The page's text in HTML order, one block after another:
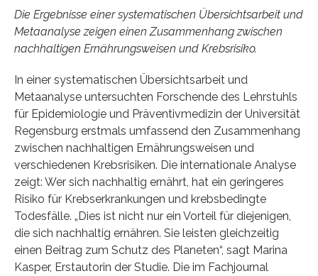
Die Ergebnisse einer systematischen Übersichtsarbeit und
Metaanalyse zeigen einen Zusammenhang zwischen
nachhaltigen Ernährungsweisen und Krebsrisiko.
In einer systematischen Übersichtsarbeit und
Metaanalyse untersuchten Forschende des Lehrstuhls
für Epidemiologie und Präventivmedizin der Universität
Regensburg erstmals umfassend den Zusammenhang
zwischen nachhaltigen Ernährungsweisen und
verschiedenen Krebsrisiken. Die internationale Analyse
zeigt: Wer sich nachhaltig ernährt, hat ein geringeres
Risiko für Krebserkrankungen und krebsbedingte
Todesfälle. „Dies ist nicht nur ein Vorteil für diejenigen,
die sich nachhaltig ernähren. Sie leisten gleichzeitig
einen Beitrag zum Schutz des Planeten“, sagt Marina
Kasper, Erstautorin der Studie. Die im Fachjournal